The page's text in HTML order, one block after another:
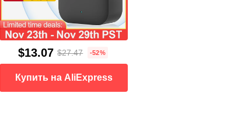
$13.07 $27.47 -52%
Купить на AliExpress